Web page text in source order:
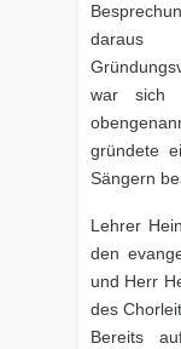
war sich
gründete
Sängern
Lehrer
den
und Herr
des
Bereits